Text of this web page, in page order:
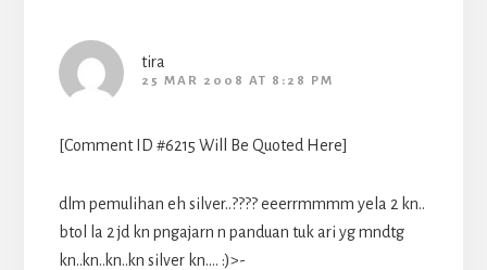
tira
25 MAR 2008 AT 8:28 PM
[Comment ID #6215 Will Be Quoted Here]
dlm pemulihan eh silver..???? eeerrmmmm yela 2 kn..
btol la 2 jd kn pngajarn n panduan tuk ari yg mndtg
kn..kn..kn..kn silver kn…. :)>-